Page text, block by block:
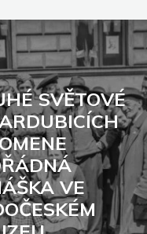
SVĚTOVÉ
VE